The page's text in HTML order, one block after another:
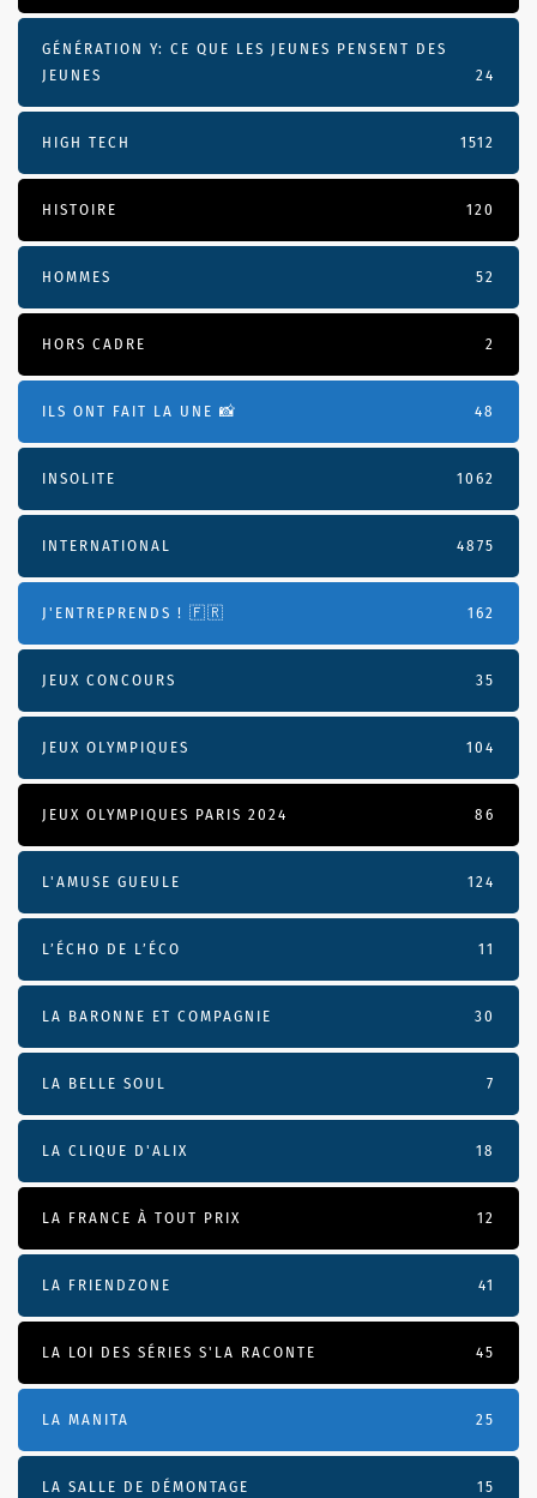
GÉNÉRATION Y: CE QUE LES JEUNES PENSENT DES
JEUNES
24
HIGH TECH 1512
HISTOIRE 120
HOMMES 52
HORS CADRE 2
ILS ONT FAIT LA UNE 📸 48
INSOLITE 1062
INTERNATIONAL 4875
J'ENTREPRENDS ! 🇫🇷 162
JEUX CONCOURS 35
JEUX OLYMPIQUES 104
JEUX OLYMPIQUES PARIS 2024 86
L'AMUSE GUEULE 124
L’ÉCHO DE L’ÉCO 11
LA BARONNE ET COMPAGNIE 30
LA BELLE SOUL 7
LA CLIQUE D'ALIX 18
LA FRANCE À TOUT PRIX 12
LA FRIENDZONE 41
LA LOI DES SÉRIES S'LA RACONTE 45
LA MANITA 25
LA SALLE DE DÉMONTAGE 15